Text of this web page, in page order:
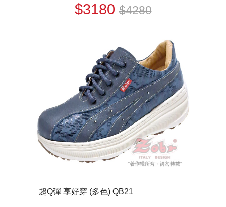
$3180$4280
超Q彈 享好穿 (多色) QB21